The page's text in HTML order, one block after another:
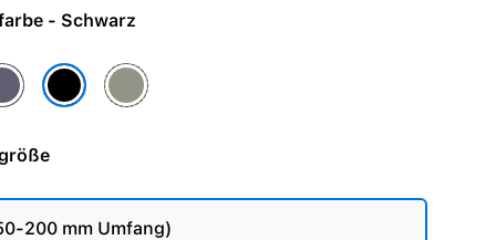
Armbandfarbe - Schwarz
SchwarzSteingrau
200 mm Umfang)